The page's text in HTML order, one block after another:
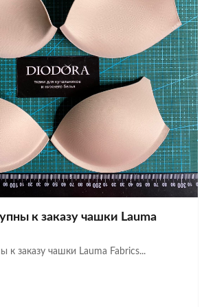
к заказу чашки Lauma
к заказу чашки Lauma Fabrics...